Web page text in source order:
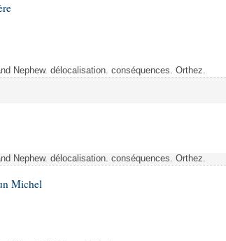
Nephew. délocalisation. conséquences. Orthez.
Nephew. délocalisation. conséquences. Orthez.
Michel